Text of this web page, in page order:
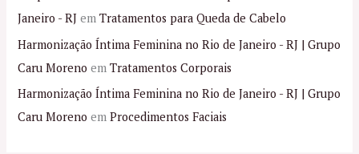
Janeiro - RJ emTratamentos para Queda de Cabelo
Harmonização Íntima Feminina no Rio de Janeiro - RJ | Grupo
Caru Moreno emTratamentos Corporais
Harmonização Íntima Feminina no Rio de Janeiro - RJ | Grupo
Caru Moreno emProcedimentos Faciais